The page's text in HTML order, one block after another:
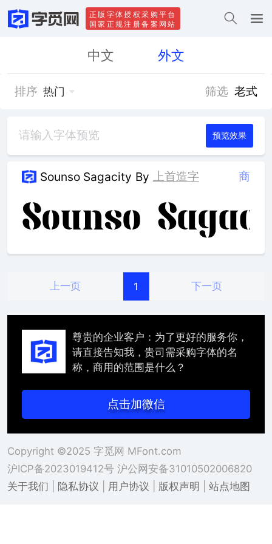
正版字体授权采购平台
国家正规注册备案网站
中文 外文
排序 热门 筛选 老式
预览效果
Sounso Sagacity By 上首造字 商
上一页 1 下一页
尊贵的企业客户：为了更好的服务你，
请直接告知我，贵司需采购字体的名
称，商用的范围是什么？
点击加微信
Copyright ©2025 字觅网 MFont.com
沪ICP备2023019412号 沪公网安备31010502006820
关于我们
隐私协议 用户协议 版权声明 站点地图